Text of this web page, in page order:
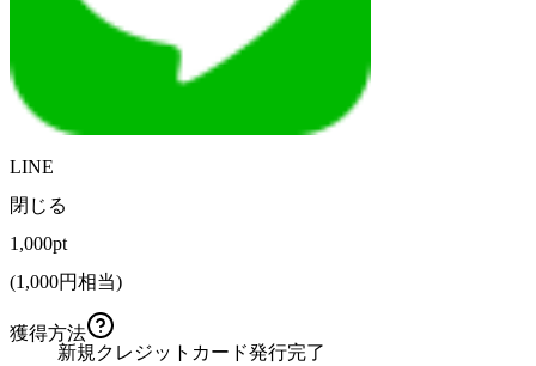
LINE
閉じる
1,000pt
(1,000円相当)
獲得方法
新規クレジットカード発行完了